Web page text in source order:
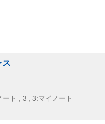
ス
ト , 3 , 3:マイノート